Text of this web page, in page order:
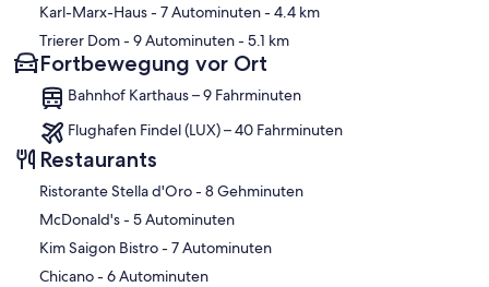
Karl-Marx-Haus- 7 Autominuten- 4.4 km
Trierer Dom- 9 Autominuten- 5.1 km
Fortbewegung vor Ort
Bahnhof Karthaus – 9 Fahrminuten
Flughafen Findel (LUX) – 40 Fahrminuten
Restaurants
‪Ristorante Stella d'Oro - ‬8 Gehminuten
‪McDonald's - ‬5 Autominuten
‪Kim Saigon Bistro - ‬7 Autominuten
‪Chicano - ‬6 Autominuten